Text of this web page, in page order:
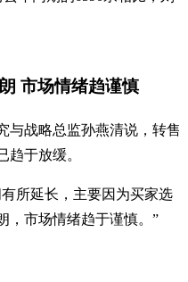
市场情绪趋谨慎
战略总监孙燕清说，转售
趋于放缓。
所延长，主要因为买家选
，市场情绪趋于谨慎。”